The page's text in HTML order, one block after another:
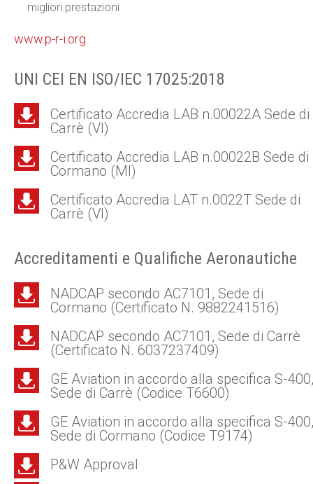
migliori prestazioni
www.p-r-i.org
UNI CEI EN ISO/IEC 17025:2018
Certificato Accredia LAB n.00022A Sede di
Carrè (VI)
Certificato Accredia LAB n.00022B Sede di
Cormano (MI)
Certificato Accredia LAT n.0022T Sede di
Carrè (VI)
Accreditamenti e Qualifiche Aeronautiche
NADCAP secondo AC7101, Sede di
Cormano (Certificato N. 9882241516)
NADCAP secondo AC7101, Sede di Carrè
(Certificato N. 6037237409)
GE Aviation in accordo alla specifica S-400,
Sede di Carrè (Codice T6600)
GE Aviation in accordo alla specifica S-400,
Sede di Cormano (Codice T9174)
P&W Approval